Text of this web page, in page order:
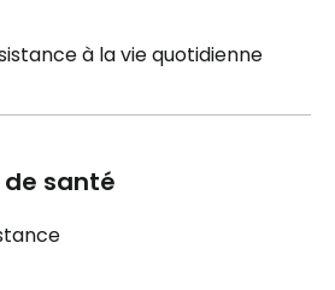
à la vie quotidienne
de santé